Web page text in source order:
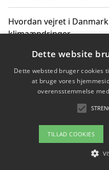
Hvordan vejret i
klimaændringer
Hvordan klimaændringer
gaveønsker
Om / kontakt
Dette website
Dette websted bruger cookies
at bruge vores
overensstemmelse
TILLAD COOKIES